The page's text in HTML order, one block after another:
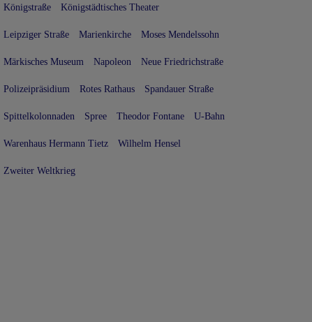
Königstraße Königstädtisches Theater
Leipziger Straße Marienkirche Moses Mendelssohn
Märkisches Museum Napoleon Neue Friedrichstraße
Polizeipräsidium Rotes Rathaus Spandauer Straße
Spittelkolonnaden Spree Theodor Fontane U-Bahn
Warenhaus Hermann Tietz Wilhelm Hensel
Zweiter Weltkrieg